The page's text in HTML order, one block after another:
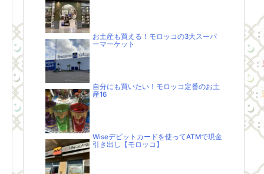
お土産も買える！モロッコの3大スーパ
ーマーケット
自分にも買いたい！モロッコ定番のお土
産16
Wiseデビットカードを使ってATMで現金
引き出し【モロッコ】